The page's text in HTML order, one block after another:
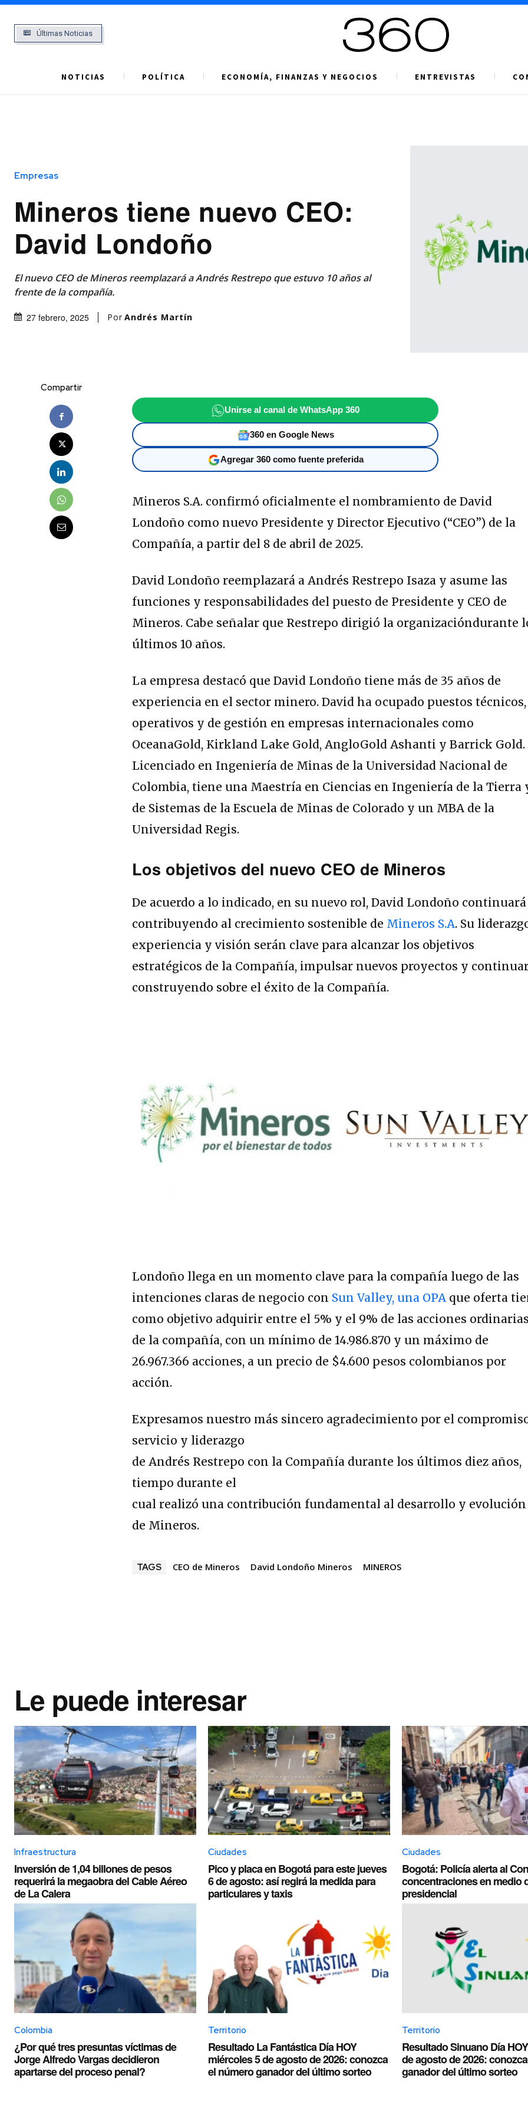
Últimas Noticias
NOTICIAS POLÍTICA ECONOMÍA, FINANZAS Y NEGOCIOS ENTREVISTAS
Empresas
Mineros tiene nuevo CEO:
David Londoño
El nuevo CEO de Mineros reemplazará a Andrés Restrepo que estuvo 10 años al
frente de la compañía.
27 febrero, 2025 Por Andrés Martín
Compartir
Unirse al canal de WhatsApp 360
360 en Google News
Agregar 360 como fuente preferida
Mineros S.A. confirmó oficialmente el nombramiento de David
Londoño como nuevo Presidente y Director Ejecutivo (“CEO”) de la
Compañía, a partir del 8 de abril de 2025.
David Londoño reemplazará a Andrés Restrepo Isaza y asume las
funciones y responsabilidades del puesto de Presidente y CEO de
Mineros. Cabe señalar que Restrepo dirigió la organizacióndurante
últimos 10 años.
La empresa destacó que David Londoño tiene más de 35 años de
experiencia en el sector minero. David ha ocupado puestos técnicos,
operativos y de gestión en empresas internacionales como
OceanaGold, Kirkland Lake Gold, AngloGold Ashanti y Barrick Gold.
Licenciado en Ingeniería de Minas de la Universidad Nacional de
Colombia, tiene una Maestría en Ciencias en Ingeniería de la Tierra
de Sistemas de la Escuela de Minas de Colorado y un MBA de la
Universidad Regis.
Los objetivos del nuevo CEO de Mineros
De acuerdo a lo indicado, en su nuevo rol, David Londoño continuará
contribuyendo al crecimiento sostenible de Mineros S.A. Su
experiencia y visión serán clave para alcanzar los objetivos
estratégicos de la Compañía, impulsar nuevos proyectos y
construyendo sobre el éxito de la Compañía.
Londoño llega en un momento clave para la compañía luego de las
intenciones claras de negocio con Sun Valley, una OPA que oferta
como objetivo adquirir entre el 5% y el 9% de las acciones
de la compañía, con un mínimo de 14.986.870 y un máximo de
26.967.366 acciones, a un precio de $4.600 pesos colombianos por
acción.
Expresamos nuestro más sincero agradecimiento por el
servicio y liderazgo
de Andrés Restrepo con la Compañía durante los últimos diez años,
tiempo durante el
cual realizó una contribución fundamental al desarrollo y evolución
de Mineros.
TAGS CEO de Mineros David Londoño Mineros MINEROS
Le puede interesar
Infraestructura
Inversión de 1,04 billones de pesos
requerirá la megaobra del Cable Aéreo
de La Calera
Ciudades
Pico y placa en Bogotá para este jueves
6 de agosto: así regirá la medida para
particulares y taxis
Ciudades
Bogotá: Policía alerta al
concentraciones en medio
presidencial
Colombia
¿Por qué tres presuntas víctimas de
Jorge Alfredo Vargas decidieron
apartarse del proceso penal?
Territorio
Resultado La Fantástica Día HOY
miércoles 5 de agosto de 2026: conozca
el número ganador del último sorteo
Territorio
Resultado Sinuano Día
de agosto de 2026:
ganador del último sorteo